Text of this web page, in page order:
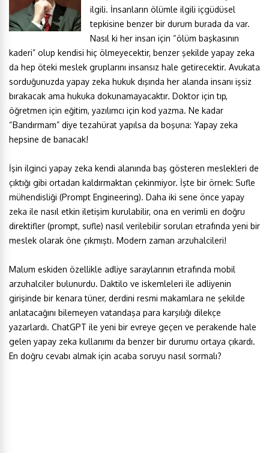
ilgili. İnsanların ölümle ilgili içgüdüsel
tepkisine benzer bir durum burada da var.
Nasıl ki her insan için “ölüm başkasının
kaderi” olup kendisi hiç ölmeyecektir, benzer şekilde yapay zeka
da hep öteki meslek gruplarını insansız hale getirecektir. Avukata
sorduğunuzda yapay zeka hukuk dışında her alanda insanı işsiz
bırakacak ama hukuka dokunamayacaktır. Doktor için tıp,
öğretmen için eğitim, yazılımcı için kod yazma. Ne kadar
“Bandırmam” diye tezahürat yapılsa da boşuna: Yapay zeka
hepsine de banacak!
İşin ilginci yapay zeka kendi alanında baş gösteren meslekleri de
çıktığı gibi ortadan kaldırmaktan çekinmiyor. İşte bir örnek: Sufle
mühendisliği (Prompt Engineering). Daha iki sene önce yapay
zeka ile nasıl etkin iletişim kurulabilir, ona en verimli en doğru
direktifler (prompt, sufle) nasıl verilebilir soruları etrafında yeni bir
meslek olarak öne çıkmıştı. Modern zaman arzuhalcileri!
Malum eskiden özellikle adliye saraylarının etrafında mobil
arzuhalciler bulunurdu. Daktilo ve iskemleleri ile adliyenin
girişinde bir kenara tüner, derdini resmi makamlara ne şekilde
anlatacağını bilemeyen vatandaşa para karşılığı dilekçe
yazarlardı. ChatGPT ile yeni bir evreye geçen ve perakende hale
gelen yapay zeka kullanımı da benzer bir durumu ortaya çıkardı.
En doğru cevabı almak için acaba soruyu nasıl sormalı?